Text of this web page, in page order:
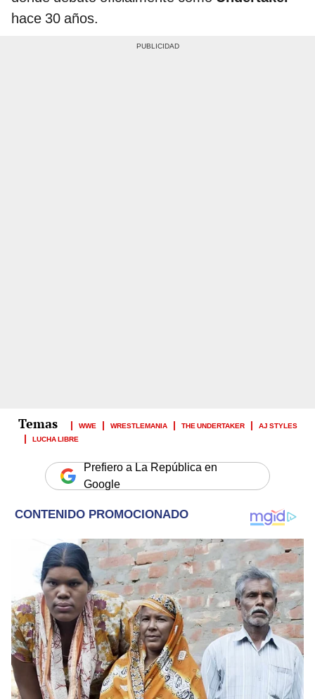
hace 30 años.
WWE WRESTLEMANIA THE UNDERTAKER
AJ STYLES
LUCHA LIBRE
Prefiero a La República en
Google